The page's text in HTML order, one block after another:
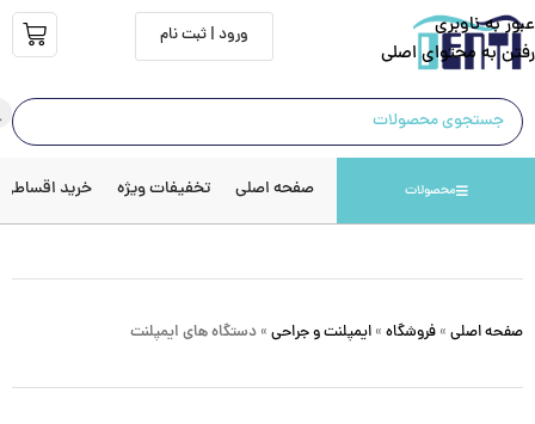
عبور به ناوبری
رفتن به محتوای اصلی
ورود | ثبت نام
محصولات صفحه اصلی تخفیفات ویژه خرید اقساطی
صفحه اصلی » فروشگاه » ایمپلنت و جراحی » دستگاه های ایمپلنت